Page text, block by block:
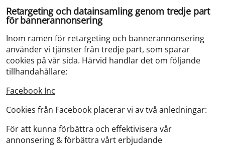
Retargeting och datainsamling genom tredje part
för bannerannonsering
Inom ramen för retargeting och bannerannonsering
använder vi tjänster från tredje part, som sparar
cookies på vår sida. Härvid handlar det om följande
tillhandahållare:
Facebook Inc
Cookies från Facebook placerar vi av två anledningar:
För att kunna förbättra och effektivisera vår
annonsering & förbättra vårt erbjudande